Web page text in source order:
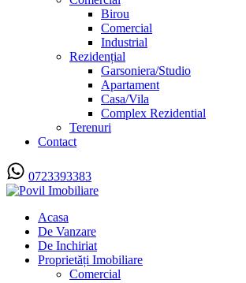
Birou
Comercial
Industrial
Rezidențial
Garsoniera/Studio
Apartament
Casa/Vila
Complex Rezidential
Terenuri
Contact
0723393383
Acasa
De Vanzare
De Inchiriat
Proprietăți Imobiliare
Comercial